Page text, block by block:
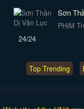
Sơn
PHIM
24/24
Top Trending